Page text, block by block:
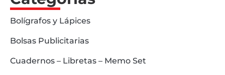
Bolígrafos y Lápices
Bolsas Publicitarias
Cuadernos – Libretas – Memo Set